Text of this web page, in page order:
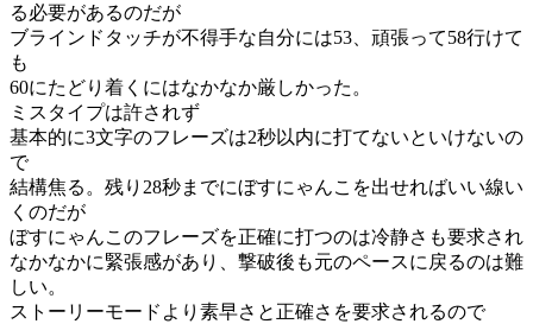
る必要があるのだが
ブラインドタッチが不得手な自分には53、頑張って58行けて
も
60にたどり着くにはなかなか厳しかった。
ミスタイプは許されず
基本的に3文字のフレーズは2秒以内に打てないといけないの
で
結構焦る。残り28秒までにぼすにゃんこを出せればいい線い
くのだが
ぼすにゃんこのフレーズを正確に打つのは冷静さも要求され
なかなかに緊張感があり、撃破後も元のペースに戻るのは難
しい。
ストーリーモードより素早さと正確さを要求されるので